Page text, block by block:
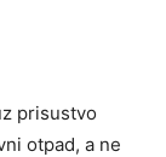
prisustvo
otpad, a ne